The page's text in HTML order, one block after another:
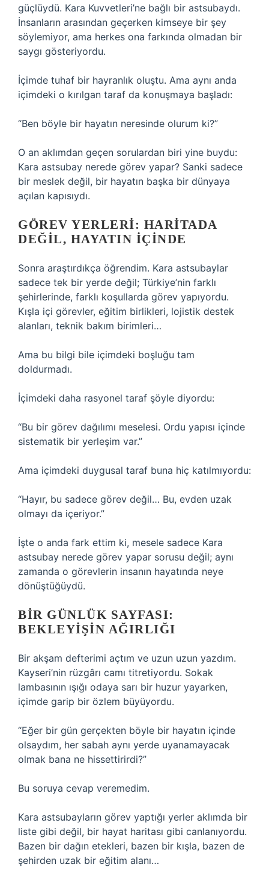
güçlüydü. Kara Kuvvetleri’ne bağlı bir astsubaydı.
İnsanların arasından geçerken kimseye bir şey
söylemiyor, ama herkes ona farkında olmadan bir
saygı gösteriyordu.
İçimde tuhaf bir hayranlık oluştu. Ama aynı anda
içimdeki o kırılgan taraf da konuşmaya başladı:
“Ben böyle bir hayatın neresinde olurum ki?”
O an aklımdan geçen sorulardan biri yine buydu:
Kara astsubay nerede görev yapar? Sanki sadece
bir meslek değil, bir hayatın başka bir dünyaya
açılan kapısıydı.
GÖREV YERLERI: HARITADA
DEĞIL, HAYATIN İÇINDE
Sonra araştırdıkça öğrendim. Kara astsubaylar
sadece tek bir yerde değil; Türkiye’nin farklı
şehirlerinde, farklı koşullarda görev yapıyordu.
Kışla içi görevler, eğitim birlikleri, lojistik destek
alanları, teknik bakım birimleri…
Ama bu bilgi bile içimdeki boşluğu tam
doldurmadı.
İçimdeki daha rasyonel taraf şöyle diyordu:
“Bu bir görev dağılımı meselesi. Ordu yapısı içinde
sistematik bir yerleşim var.”
Ama içimdeki duygusal taraf buna hiç katılmıyordu:
“Hayır, bu sadece görev değil… Bu, evden uzak
olmayı da içeriyor.”
İşte o anda fark ettim ki, mesele sadece Kara
astsubay nerede görev yapar sorusu değil; aynı
zamanda o görevlerin insanın hayatında neye
dönüştüğüydü.
BIR GÜNLÜK SAYFASI:
BEKLEYIŞIN AĞIRLIĞI
Bir akşam defterimi açtım ve uzun uzun yazdım.
Kayseri’nin rüzgârı camı titretiyordu. Sokak
lambasının ışığı odaya sarı bir huzur yayarken,
içimde garip bir özlem büyüyordu.
“Eğer bir gün gerçekten böyle bir hayatın içinde
olsaydım, her sabah aynı yerde uyanamayacak
olmak bana ne hissettirirdi?”
Bu soruya cevap veremedim.
Kara astsubayların görev yaptığı yerler aklımda bir
liste gibi değil, bir hayat haritası gibi canlanıyordu.
Bazen bir dağın etekleri, bazen bir kışla, bazen de
şehirden uzak bir eğitim alanı…